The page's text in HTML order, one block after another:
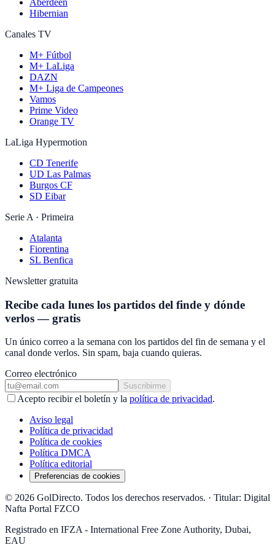
Aberdeen
Hibernian
Canales TV
M+ Fútbol
M+ LaLiga
DAZN
M+ Liga de Campeones
Vamos
Prime Video
Orange TV
LaLiga Hypermotion
CD Tenerife
UD Las Palmas
Burgos CF
SD Eibar
Serie A · Primeira
Atalanta
Fiorentina
SL Benfica
Newsletter gratuita
Recibe cada lunes los partidos del finde y dónde
verlos — gratis
Un único correo a la semana con los partidos del fin de semana y el
canal donde verlos. Sin spam, baja cuando quieras.
Correo electrónico
Suscribirme
Acepto recibir el boletín y la política de privacidad.
Aviso legal
Política de privacidad
Política de cookies
Política DMCA
Política editorial
Preferencias de cookies
© 2026 GolDirecto. Todos los derechos reservados. · Titular: Digital
Nafta Portal FZCO
Registrado en IFZA - International Free Zone Authority, Dubai,
EAU